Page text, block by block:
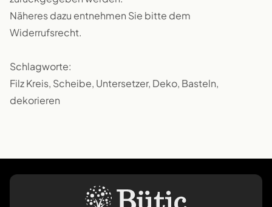
Näheres dazu entnehmen Sie bitte dem
Widerrufsrecht.
Schlagworte:
Filz Kreis, Scheibe, Untersetzer, Deko, Basteln,
dekorieren